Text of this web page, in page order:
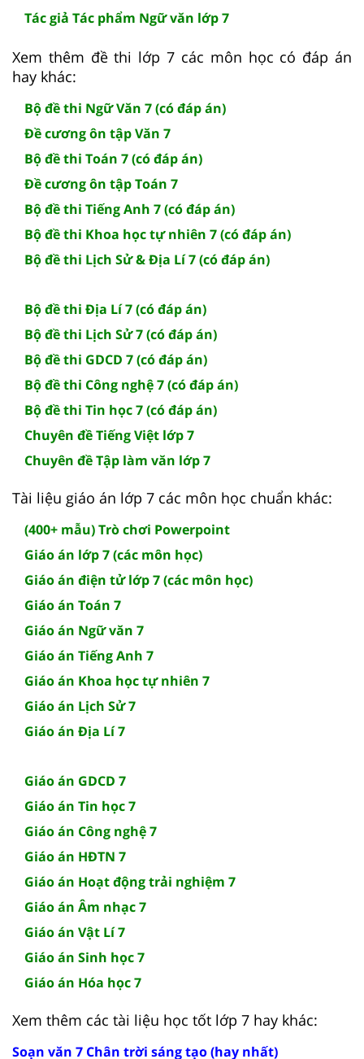
Tác giả Tác phẩm Ngữ văn lớp 7
Xem thêm đề thi lớp 7 các môn học có đáp án
hay khác:
Bộ đề thi Ngữ Văn 7 (có đáp án)
Đề cương ôn tập Văn 7
Bộ đề thi Toán 7 (có đáp án)
Đề cương ôn tập Toán 7
Bộ đề thi Tiếng Anh 7 (có đáp án)
Bộ đề thi Khoa học tự nhiên 7 (có đáp án)
Bộ đề thi Lịch Sử & Địa Lí 7 (có đáp án)
Bộ đề thi Địa Lí 7 (có đáp án)
Bộ đề thi Lịch Sử 7 (có đáp án)
Bộ đề thi GDCD 7 (có đáp án)
Bộ đề thi Công nghệ 7 (có đáp án)
Bộ đề thi Tin học 7 (có đáp án)
Chuyên đề Tiếng Việt lớp 7
Chuyên đề Tập làm văn lớp 7
Tài liệu giáo án lớp 7 các môn học chuẩn khác:
(400+ mẫu) Trò chơi Powerpoint
Giáo án lớp 7 (các môn học)
Giáo án điện tử lớp 7 (các môn học)
Giáo án Toán 7
Giáo án Ngữ văn 7
Giáo án Tiếng Anh 7
Giáo án Khoa học tự nhiên 7
Giáo án Lịch Sử 7
Giáo án Địa Lí 7
Giáo án GDCD 7
Giáo án Tin học 7
Giáo án Công nghệ 7
Giáo án HĐTN 7
Giáo án Hoạt động trải nghiệm 7
Giáo án Âm nhạc 7
Giáo án Vật Lí 7
Giáo án Sinh học 7
Giáo án Hóa học 7
Xem thêm các tài liệu học tốt lớp 7 hay khác:
Soạn văn 7 Chân trời sáng tạo (hay nhất)